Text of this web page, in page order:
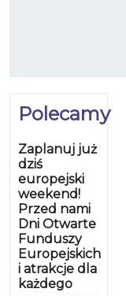
Polecamy
Zaplanuj już
dziś
europejski
weekend!
Przed nami
Dni Otwarte
Funduszy
Europejskich
i atrakcje dla
każdego